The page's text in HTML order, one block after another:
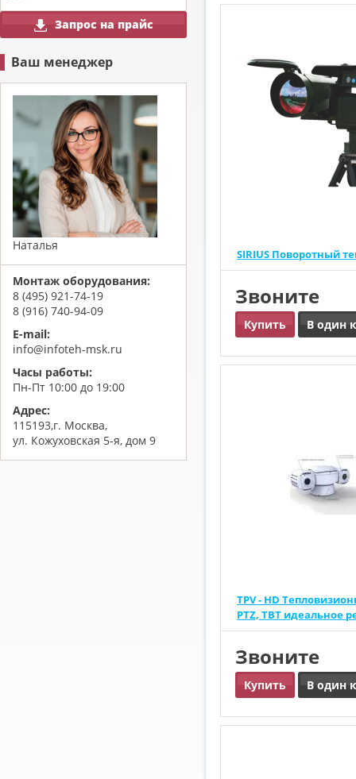
Запрос на прайс
Ваш менеджер
Наталья
Монтаж оборудования:
8 (495) 921-74-19
8 (916) 740-94-09
E-mail:
info@infoteh-msk.ru
Часы работы:
Пн-Пт 10:00 до 19:00
Адрес:
115193,г. Москва,
ул. Кожуховская 5-я, дом 9
SIRIUS Поворотный
Звоните
Купить В один
TPV - HD
PTZ, TBT идеальное
Звоните
Купить В один